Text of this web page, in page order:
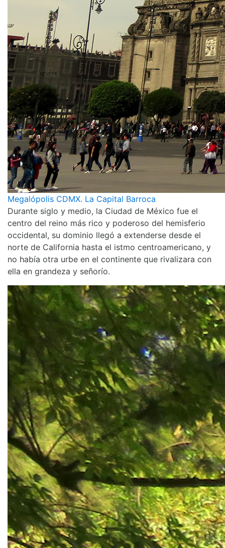
Megalópolis CDMX. La Capital Barroca
Durante siglo y medio, la Ciudad de México fue el
centro del reino más rico y poderoso del hemisferio
occidental, su dominio llegó a extenderse desde el
norte de California hasta el istmo centroamericano, y
no había otra urbe en el continente que rivalizara con
ella en grandeza y señorío.